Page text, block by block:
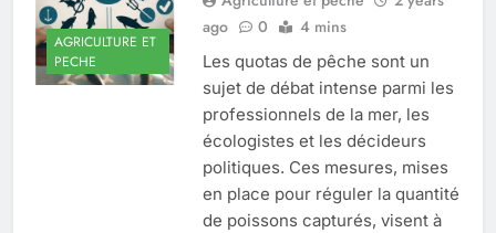
AGRICULTURE ET
PECHE
ago
0 4 mins
Les quotas de pêche sont un
sujet de débat intense parmi les
professionnels de la mer, les
écologistes et les décideurs
politiques. Ces mesures, mises
en place pour réguler la quantité
de poissons capturés, visent à